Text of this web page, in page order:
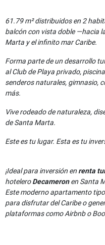
61.79 m² distribuidos en 2
balcón con vista doble —hacia
Marta y el infinito mar Caribe.
Forma parte de un desarrollo
al Club de Playa privado,
senderos naturales, gimnasio,
más.
Vive rodeado de naturaleza,
de Santa Marta.
Este es tu lugar. Esta es tu
¡Ideal para inversión enrenta
hoteleroDecameronen Santa
Este moderno apartamento tipo
para disfrutar del Caribe o
plataformas como Airbnb o